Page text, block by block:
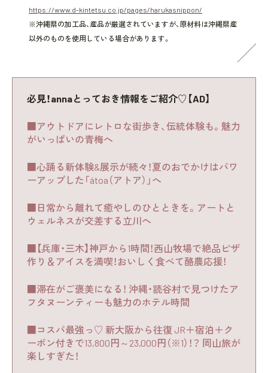
https://www.d-kintetsu.co.jp/pages/harukasnippon/
※沖縄県の加工品、産品が厳選されていますが、原材料は沖縄県産
以外のものを使用している場合があります。
必見！annaとっておき情報をご紹介♡【AD】
■アウトドアにレトロな街歩き、伝統体験も。魅力
がいっぱいの青梅へ
■心踊る新体験&展示が続々！夏のおでかけはパワ
ーアップした「átoa（アトア）」へ
■日常から離れて癒やしのひとときを。アートと
ウェルネスが交差する立川へ
■【兵庫・三木】神戸から1時間！西山牧場で絶品ピザ
作り＆アイスを満喫！おいしく食べて酪農応援！
■滞在がご褒美になる！ 沖縄・読谷村で見つけたア
フタヌーンティーも魅力のホテル時間
■コスパ最強っ♡ 新大阪から往復 JR＋宿泊＋ク
ーポン付きで13,800円～23,000円（※1）！？ 岡山旅が
楽しすぎた！